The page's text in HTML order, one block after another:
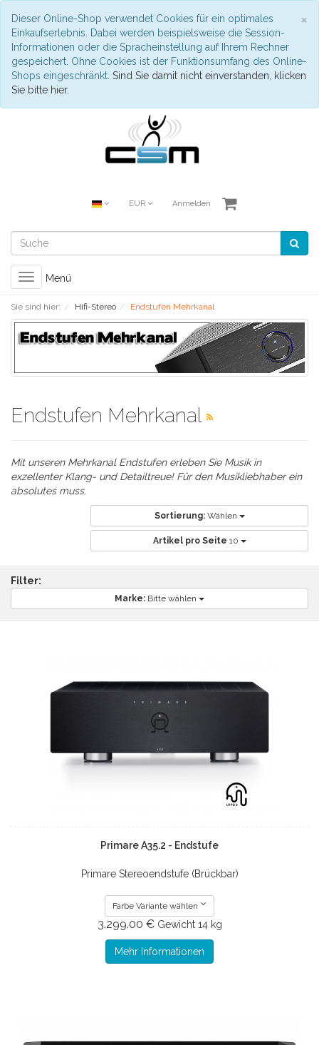
×
Dieser Online-Shop verwendet Cookies für ein optimales
Einkaufserlebnis. Dabei werden beispielsweise die Session-
Informationen oder die Spracheinstellung auf Ihrem Rechner
gespeichert. Ohne Cookies ist der Funktionsumfang des Online-
Shops eingeschränkt. Sind Sie damit nicht einverstanden, klicken
Sie bitte hier.
EUR Anmelden
Toggle
navigation
Menü
Sie sind hier: Hifi-Stereo Endstufen Mehrkanal
Endstufen Mehrkanal
Mit unseren Mehrkanal Endstufen erleben Sie Musik in
exzellenter Klang- und Detailtreue! Für den Musikliebhaber ein
absolutes muss.
Sortierung: Wählen
Artikel pro Seite 10
Filter:
Marke: Bitte wählen
Primare A35.2 - Endstufe
Primare Stereoendstufe (Brückbar)
Farbe Variante wählen
3.299.00 € Gewicht 14 kg
Mehr Informationen